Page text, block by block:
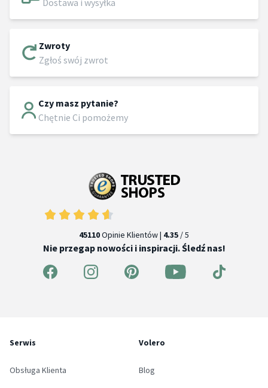
Dostawa i wysyłka
Zwroty
Zgłoś swój zwrot
Czy masz pytanie?
Chętnie Ci pomożemy
45110Opinie Klientów | 4.35 / 5
Nie przegap nowości i inspiracji. Śledź nas!
Serwis
Obsługa Klienta
Volero
Blog